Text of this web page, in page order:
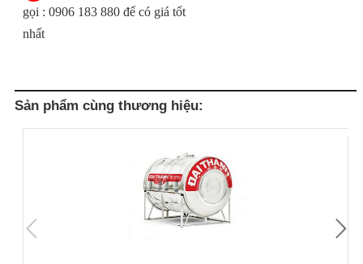
gọi : 0906 183 880 để có giá tốt
nhất
Sản phẩm cùng thương hiệu: